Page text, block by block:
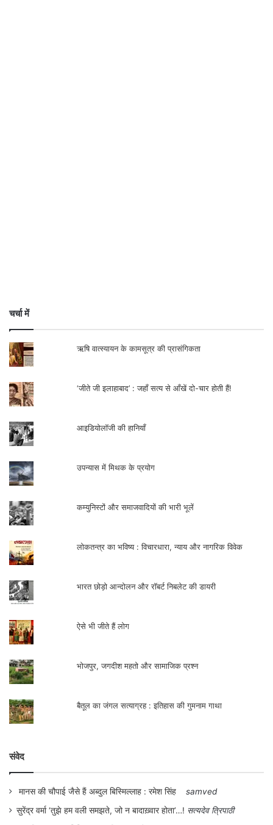
चर्चा में
ऋषि वात्स्यायन के कामसूत्र की प्रासंगिकता
‘जीते जी इलाहाबाद’ : जहाँ सत्य से आँखें दो-चार होती हैं!
आइडियोलॉजी की हानियाँ
उपन्यास में मिथक के प्रयोग
कम्युनिस्टों और समाजवादियों की भारी भूलें
लोकतन्त्र का भविष्य : विचारधारा, न्याय और नागरिक विवेक
भारत छोड़ो आन्दोलन और रॉबर्ट निबलेट की डायरी
ऐसे भी जीते हैं लोग
भोजपुर, जगदीश महतो और सामाजिक प्रश्न
बैतूल का जंगल सत्याग्रह : इतिहास की गुमनाम गाथा
संवेद
मानस की चौपाई जैसे हैं अब्दुल बिस्मिल्लाह : रमेश सिंह
samved
सुरेंद्र वर्मा ‘तुझे हम वली समझते, जो न बादाख़्वार होता’…! सत्यदेव त्रिपाठी